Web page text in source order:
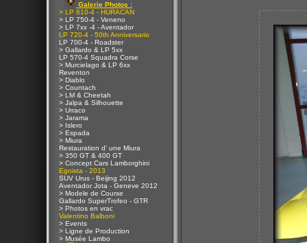
Galerie Photos :
> LP 610-4 - HURACAN
> LP 750-4 - Veneno
> LP 7xx -4 - Aventador
LP 720-4 - 50th Anniversario
LP 700-4 - Roadster
> Gallardo & LP 5xx
LP 570-4 Squadra Corse
> Murcielago & LP 6xx
Reventon
> Diablo
> Countach
> LM & Cheetah
> Jalpa & Silhouette
> Urraco
> Jarama
> Islero
> Espada
> Miura
Restauration d' une Miura
> 350 GT & 400 GT
> Concept Cars Lamborghini
Egoista - 2013
SUV Urus - Beijing 2012
Aventador Jota - Geneve 2012
> Modele de Course
Gallardo SuperTrofeo - GTR
> Photos en vrac
Valentino Balboni
> Events
> Ligne de Production
> Musée Lambo